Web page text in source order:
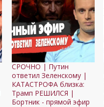
СРОЧНО | Путин
ответил Зеленскому |
КАТАСТРОФА близка:
Трамп РЕШИЛСЯ |
Бортник - прямой эфир